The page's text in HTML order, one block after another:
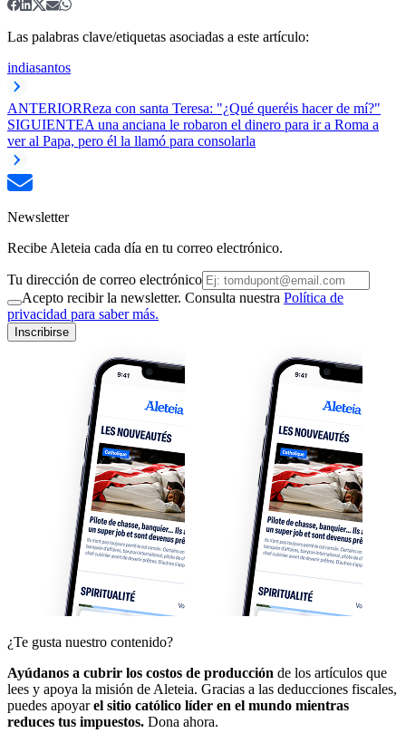
Las palabras clave/etiquetas asociadas a este artículo:
indiasantos
ANTERIORReza con santa Teresa: "¿Qué queréis hacer de mí?"
SIGUIENTEA una anciana le robaron el dinero para ir a Roma a
ver al Papa, pero él la llamó para consolarla
Newsletter
Recibe Aleteia cada día en tu correo electrónico.
Tu dirección de correo electrónico
Acepto recibir la newsletter. Consulta nuestra Política de
privacidad para saber más.
Inscribirse
¿Te gusta nuestro contenido?
Ayúdanos a cubrir los costos de producción de los artículos que
lees y apoya la misión de Aleteia. Gracias a las deducciones fiscales,
puedes apoyarel sitio católico líder en el mundo mientras
reduces tus impuestos. Dona ahora.